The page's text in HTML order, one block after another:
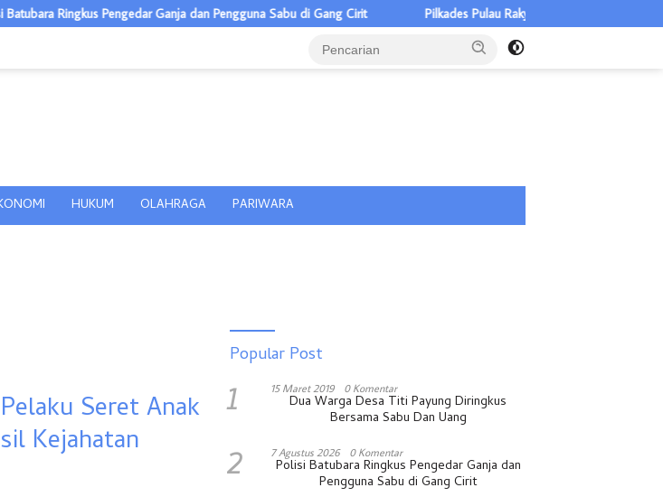
Pengedar Ganja dan Pengguna Sabu di Gang Cirit Pilkades Pulau Rakyat Tua 5 Calon, Tiga ASN Pemkab
HUKUM OLAHRAGA PARIWARA
Seret Anak
Kejahatan
Popular Post
1 15 Maret 2019 0 Komentar
Dua Warga Desa Titi Payung Diringkus
Bersama Sabu Dan Uang
2 7 Agustus 2026 0 Komentar
Polisi Batubara Ringkus Pengedar Ganja dan
Pengguna Sabu di Gang Cirit